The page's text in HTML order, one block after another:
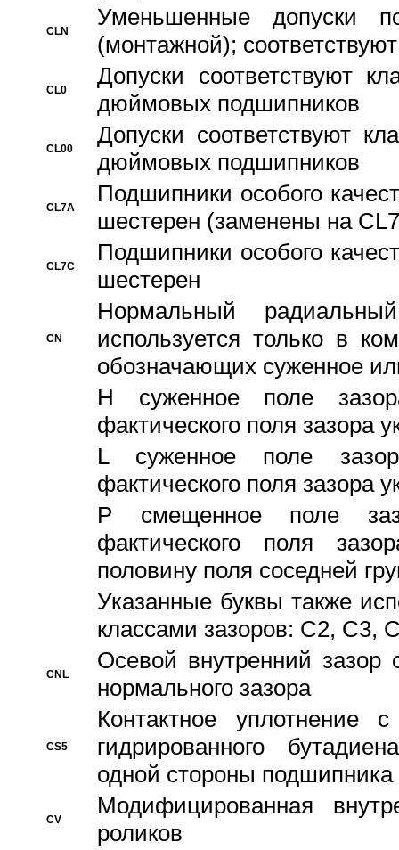
CLN
Уменьшенные
(монтажной);
CL0
Допуски соответствуют
дюймовых подшипников
CL00
Допуски соответствуют
дюймовых подшипников
CL7A
Подшипники особого
шестерен (заменены на
CL7C
Подшипники особого
шестерен
CN
Hормальный
используется только в
обозначающих суженное
H суженное поле
фактического поля зазора
L суженное поле
фактического поля зазора
P смещенное поле
фактического поля
половину поля соседней
Указанные буквы также
классами зазоров: С2,
CNL
Осевой внутренний зазор
нормального зазора
CS5
Контактное уплотнение
гидрированного
одной стороны подшипника
CV
Модифицированная
роликов